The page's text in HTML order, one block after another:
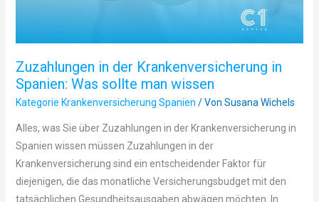
Zuzahlungen in der Krankenversicherung in
Spanien: Was sollte man wissen
Kategorie Krankenversicherung Spanien / Von Susana Wichels
Alles, was Sie über Zuzahlungen in der Krankenversicherung in
Spanien wissen müssen Zuzahlungen in der
Krankenversicherung sind ein entscheidender Faktor für
diejenigen, die das monatliche Versicherungsbudget mit den
tatsächlichen Gesundheitsausgaben abwägen möchten. In